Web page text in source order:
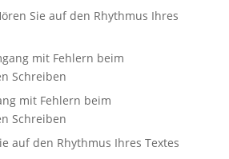
Sie auf den Rhythmus Ihres
mit Fehlern beim
Schreiben
mit Fehlern beim
Schreiben
auf den Rhythmus Ihres Textes